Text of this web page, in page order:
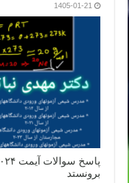
1405-01-21
برونستد